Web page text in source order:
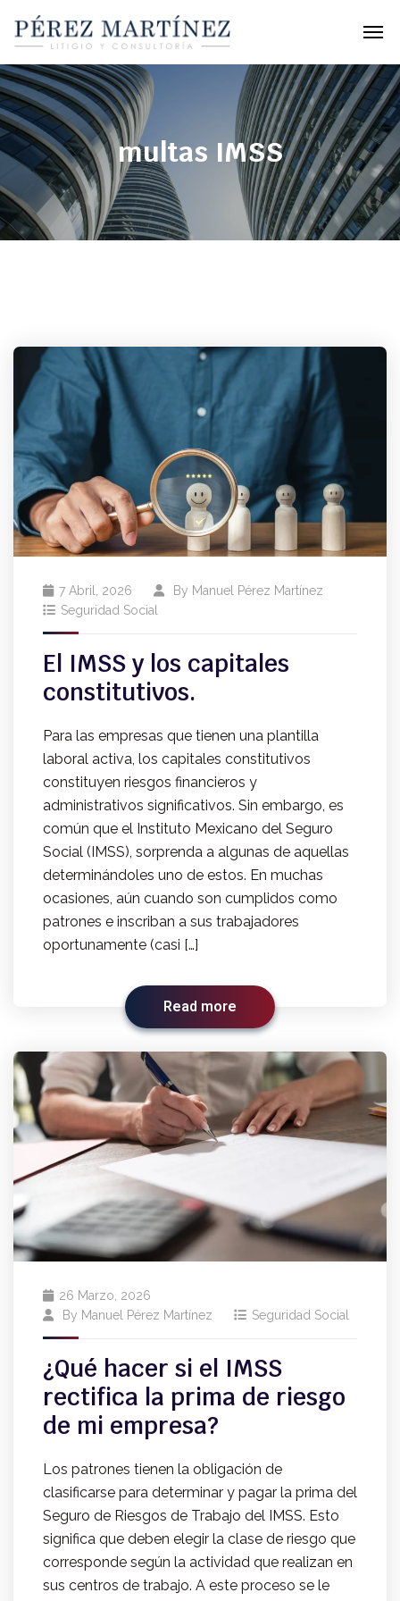
multas IMSS
7 Abril, 2026 By Manuel Pérez Martínez
Seguridad Social
El IMSS y los capitales
constitutivos.
Para las empresas que tienen una plantilla
laboral activa, los capitales constitutivos
constituyen riesgos financieros y
administrativos significativos. Sin embargo, es
común que el Instituto Mexicano del Seguro
Social (IMSS), sorprenda a algunas de aquellas
determinándoles uno de estos. En muchas
ocasiones, aún cuando son cumplidos como
patrones e inscriban a sus trabajadores
oportunamente (casi […]
Read more
26 Marzo, 2026
By Manuel Pérez Martínez Seguridad Social
¿Qué hacer si el IMSS
rectifica la prima de riesgo
de mi empresa?
Los patrones tienen la obligación de
clasificarse para determinar y pagar la prima del
Seguro de Riesgos de Trabajo del IMSS. Esto
significa que deben elegir la clase de riesgo que
corresponde según la actividad que realizan en
sus centros de trabajo. A este proceso se le